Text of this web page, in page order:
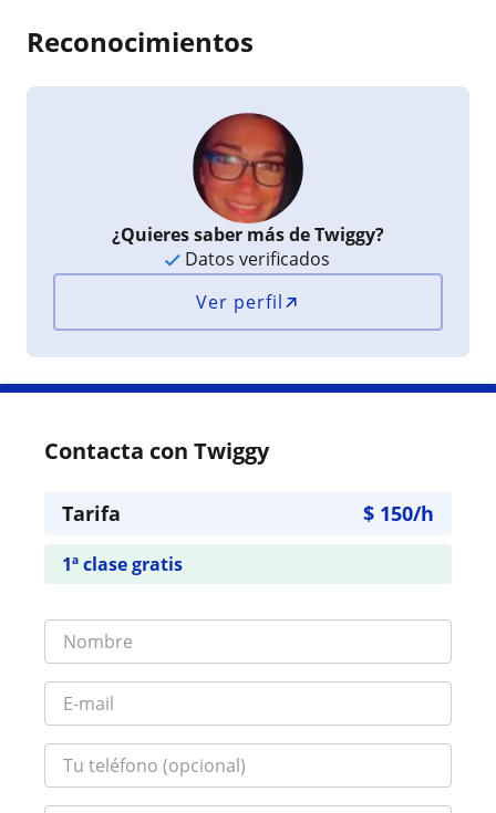
Reconocimientos
¿Quieres saber más de Twiggy?
Datos verificados
Ver perfil
Contacta con Twiggy
Tarifa $ 150/h
1ª clase gratis